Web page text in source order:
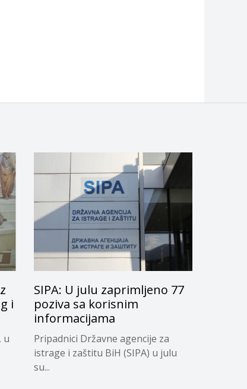
i
u
SIPA: U julu zaprimljeno 77
poziva sa korisnim
informacijama
Pripadnici Državne agencije za
istrage i zaštitu BiH (SIPA) u julu
su...